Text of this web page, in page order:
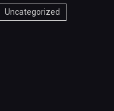
Uncategorized